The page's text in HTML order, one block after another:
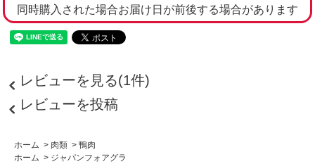
同時購入された場合お届け日が前後する場合があります
レビューを見る(1件)
レビューを投稿
ホーム > 肉類 > 鴨肉
ホーム > ジャパンフォアグラ